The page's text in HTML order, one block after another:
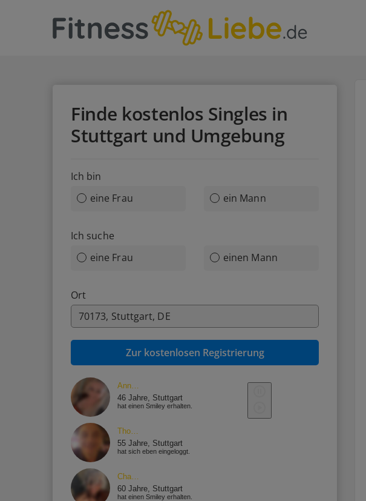
Finde kostenlos Singles in
Stuttgart und Umgebung
Ich bin
eine Frau
ein Mann
Ich suche
eine Frau
einen Mann
Ort
Zur kostenlosen Registrierung